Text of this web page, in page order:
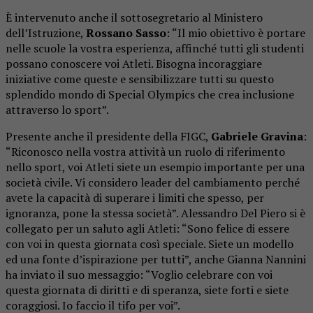
È intervenuto anche il sottosegretario al Ministero
dell’Istruzione, Rossano Sasso: “Il mio obiettivo è portare
nelle scuole la vostra esperienza, affinché tutti gli studenti
possano conoscere voi Atleti. Bisogna incoraggiare
iniziative come queste e sensibilizzare tutti su questo
splendido mondo di Special Olympics che crea inclusione
attraverso lo sport”.
Presente anche il presidente della FIGC, Gabriele Gravina:
“Riconosco nella vostra attività un ruolo di riferimento
nello sport, voi Atleti siete un esempio importante per una
società civile. Vi considero leader del cambiamento perché
avete la capacità di superare i limiti che spesso, per
ignoranza, pone la stessa società”. Alessandro Del Piero si è
collegato per un saluto agli Atleti: “Sono felice di essere
con voi in questa giornata così speciale. Siete un modello
ed una fonte d’ispirazione per tutti”, anche Gianna Nannini
ha inviato il suo messaggio: “Voglio celebrare con voi
questa giornata di diritti e di speranza, siete forti e siete
coraggiosi. Io faccio il tifo per voi”.